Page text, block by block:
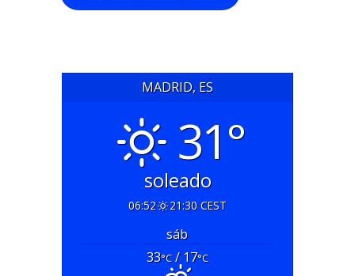
MADRID, ES
31°
soleado
06:52 21:30 CEST
sáb
33°C/ 17°C